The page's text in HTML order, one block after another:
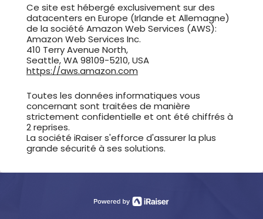
Ce site est hébergé exclusivement sur des
datacenters en Europe (Irlande et Allemagne)
de la société Amazon Web Services (AWS):
Amazon Web Services Inc.
410 Terry Avenue North,
Seattle, WA 98109-5210, USA
https://aws.amazon.com
Toutes les données informatiques vous
concernant sont traitées de manière
strictement confidentielle et ont été chiffrés à
2 reprises.
La société iRaiser s'efforce d'assurer la plus
grande sécurité à ses solutions.